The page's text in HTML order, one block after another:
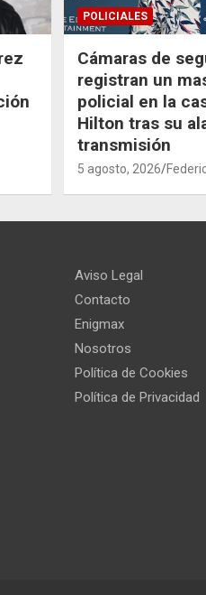
POLICIALES
Cámaras de
registran un
policial en la
Hilton tras su
transmisión
5 agosto, 2026
Aviso Legal
Contacto
Enigmax
Nosotros
Política de Cookies
Política de Privacidad